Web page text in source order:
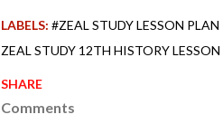
LABELS: #ZEAL STUDY LESSON PLAN
ZEAL STUDY 12TH HISTORY LESSON
SHARE
Comments